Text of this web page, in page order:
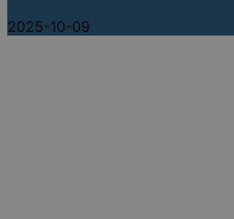
2025-10-09